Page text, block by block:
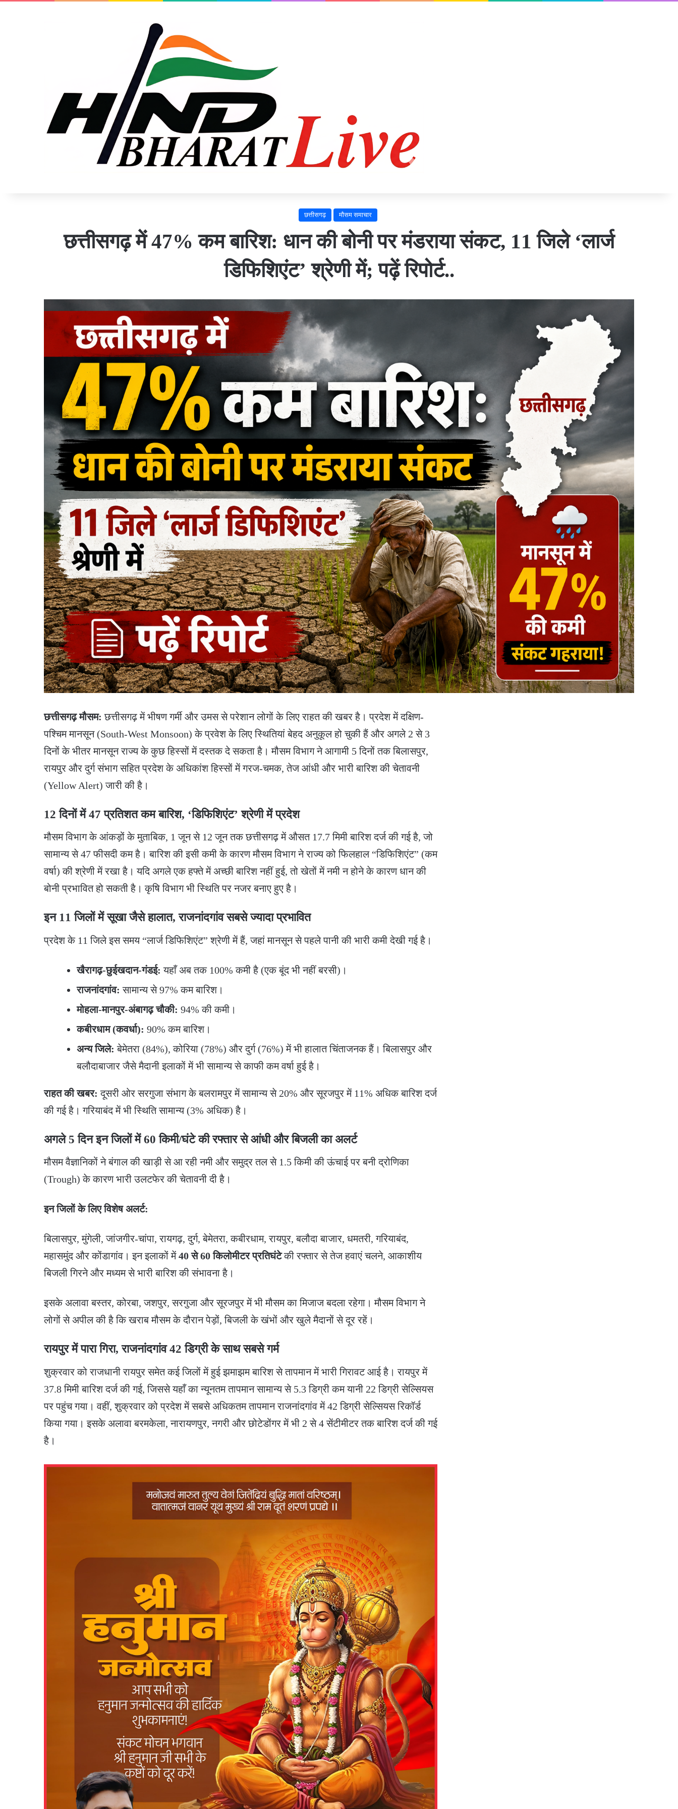
छत्तीसगढ़ मौसम समाचार
छत्तीसगढ़ में 47% कम बारिश: धान की बोनी पर मंडराया संकट, 11 जिले ‘लार्ज
डिफिशिएंट’ श्रेणी में; पढ़ें रिपोर्ट..
छत्तीसगढ़ मौसम:छत्तीसगढ़ में भीषण गर्मी और उमस से परेशान लोगों के लिए राहत की खबर है। प्रदेश में दक्षिण-
पश्चिम मानसून (South-West Monsoon) के प्रवेश के लिए स्थितियां बेहद अनुकूल हो चुकी हैं और अगले 2 से 3
दिनों के भीतर मानसून राज्य के कुछ हिस्सों में दस्तक दे सकता है। मौसम विभाग ने आगामी 5 दिनों तक बिलासपुर,
रायपुर और दुर्ग संभाग सहित प्रदेश के अधिकांश हिस्सों में गरज-चमक, तेज आंधी और भारी बारिश की चेतावनी
(Yellow Alert) जारी की है।
​12 दिनों में 47 प्रतिशत कम बारिश, ‘डिफिशिएंट’ श्रेणी में प्रदेश
​मौसम विभाग के आंकड़ों के मुताबिक, 1 जून से 12 जून तक छत्तीसगढ़ में औसत 17.7 मिमी बारिश दर्ज की गई है, जो
सामान्य से 47 फीसदी कम है। बारिश की इसी कमी के कारण मौसम विभाग ने राज्य को फिलहाल “डिफिशिएंट” (कम
वर्षा) की श्रेणी में रखा है। यदि अगले एक हफ्ते में अच्छी बारिश नहीं हुई, तो खेतों में नमी न होने के कारण धान की
बोनी प्रभावित हो सकती है। कृषि विभाग भी स्थिति पर नजर बनाए हुए है।
​इन 11 जिलों में सूखा जैसे हालात, राजनांदगांव सबसे ज्यादा प्रभावित
​प्रदेश के 11 जिले इस समय “लार्ज डिफिशिएंट” श्रेणी में हैं, जहां मानसून से पहले पानी की भारी कमी देखी गई है।
खैरागढ़-छुईखदान-गंडई: यहाँ अब तक 100% कमी है (एक बूंद भी नहीं बरसी)।
राजनांदगांव: सामान्य से 97% कम बारिश।
मोहला-मानपुर-अंबागढ़ चौकी: 94% की कमी।
कबीरधाम (कवर्धा): 90% कम बारिश।
अन्य जिले: बेमेतरा (84%), कोरिया (78%) और दुर्ग (76%) में भी हालात चिंताजनक हैं। बिलासपुर और
बलौदाबाजार जैसे मैदानी इलाकों में भी सामान्य से काफी कम वर्षा हुई है।
राहत की खबर: दूसरी ओर सरगुजा संभाग के बलरामपुर में सामान्य से 20% और सूरजपुर में 11% अधिक बारिश दर्ज
की गई है। गरियाबंद में भी स्थिति सामान्य (3% अधिक) है।
​अगले 5 दिन इन जिलों में 60 किमी/घंटे की रफ्तार से आंधी और बिजली का अलर्ट
​मौसम वैज्ञानिकों ने बंगाल की खाड़ी से आ रही नमी और समुद्र तल से 1.5 किमी की ऊंचाई पर बनी द्रोणिका
(Trough) के कारण भारी उलटफेर की चेतावनी दी है।
इन जिलों के लिए विशेष अलर्ट:
बिलासपुर, मुंगेली, जांजगीर-चांपा, रायगढ़, दुर्ग, बेमेतरा, कबीरधाम, रायपुर, बलौदा बाजार, धमतरी, गरियाबंद,
महासमुंद और कोंडागांव। इन इलाकों में40 से 60 किलोमीटर प्रतिघंटेकी रफ्तार से तेज हवाएं चलने, आकाशीय
बिजली गिरने और मध्यम से भारी बारिश की संभावना है।
​इसके अलावा बस्तर, कोरबा, जशपुर, सरगुजा और सूरजपुर में भी मौसम का मिजाज बदला रहेगा। मौसम विभाग ने
लोगों से अपील की है कि खराब मौसम के दौरान पेड़ों, बिजली के खंभों और खुले मैदानों से दूर रहें।
​रायपुर में पारा गिरा, राजनांदगांव 42 डिग्री के साथ सबसे गर्म
​शुक्रवार को राजधानी रायपुर समेत कई जिलों में हुई झमाझम बारिश से तापमान में भारी गिरावट आई है। रायपुर में
37.8 मिमी बारिश दर्ज की गई, जिससे यहाँ का न्यूनतम तापमान सामान्य से 5.3 डिग्री कम यानी 22 डिग्री सेल्सियस
पर पहुंच गया। वहीं, शुक्रवार को प्रदेश में सबसे अधिकतम तापमान राजनांदगांव में 42 डिग्री सेल्सियस रिकॉर्ड
किया गया। इसके अलावा बरमकेला, नारायणपुर, नगरी और छोटेडोंगर में भी 2 से 4 सेंटीमीटर तक बारिश दर्ज की गई
है।